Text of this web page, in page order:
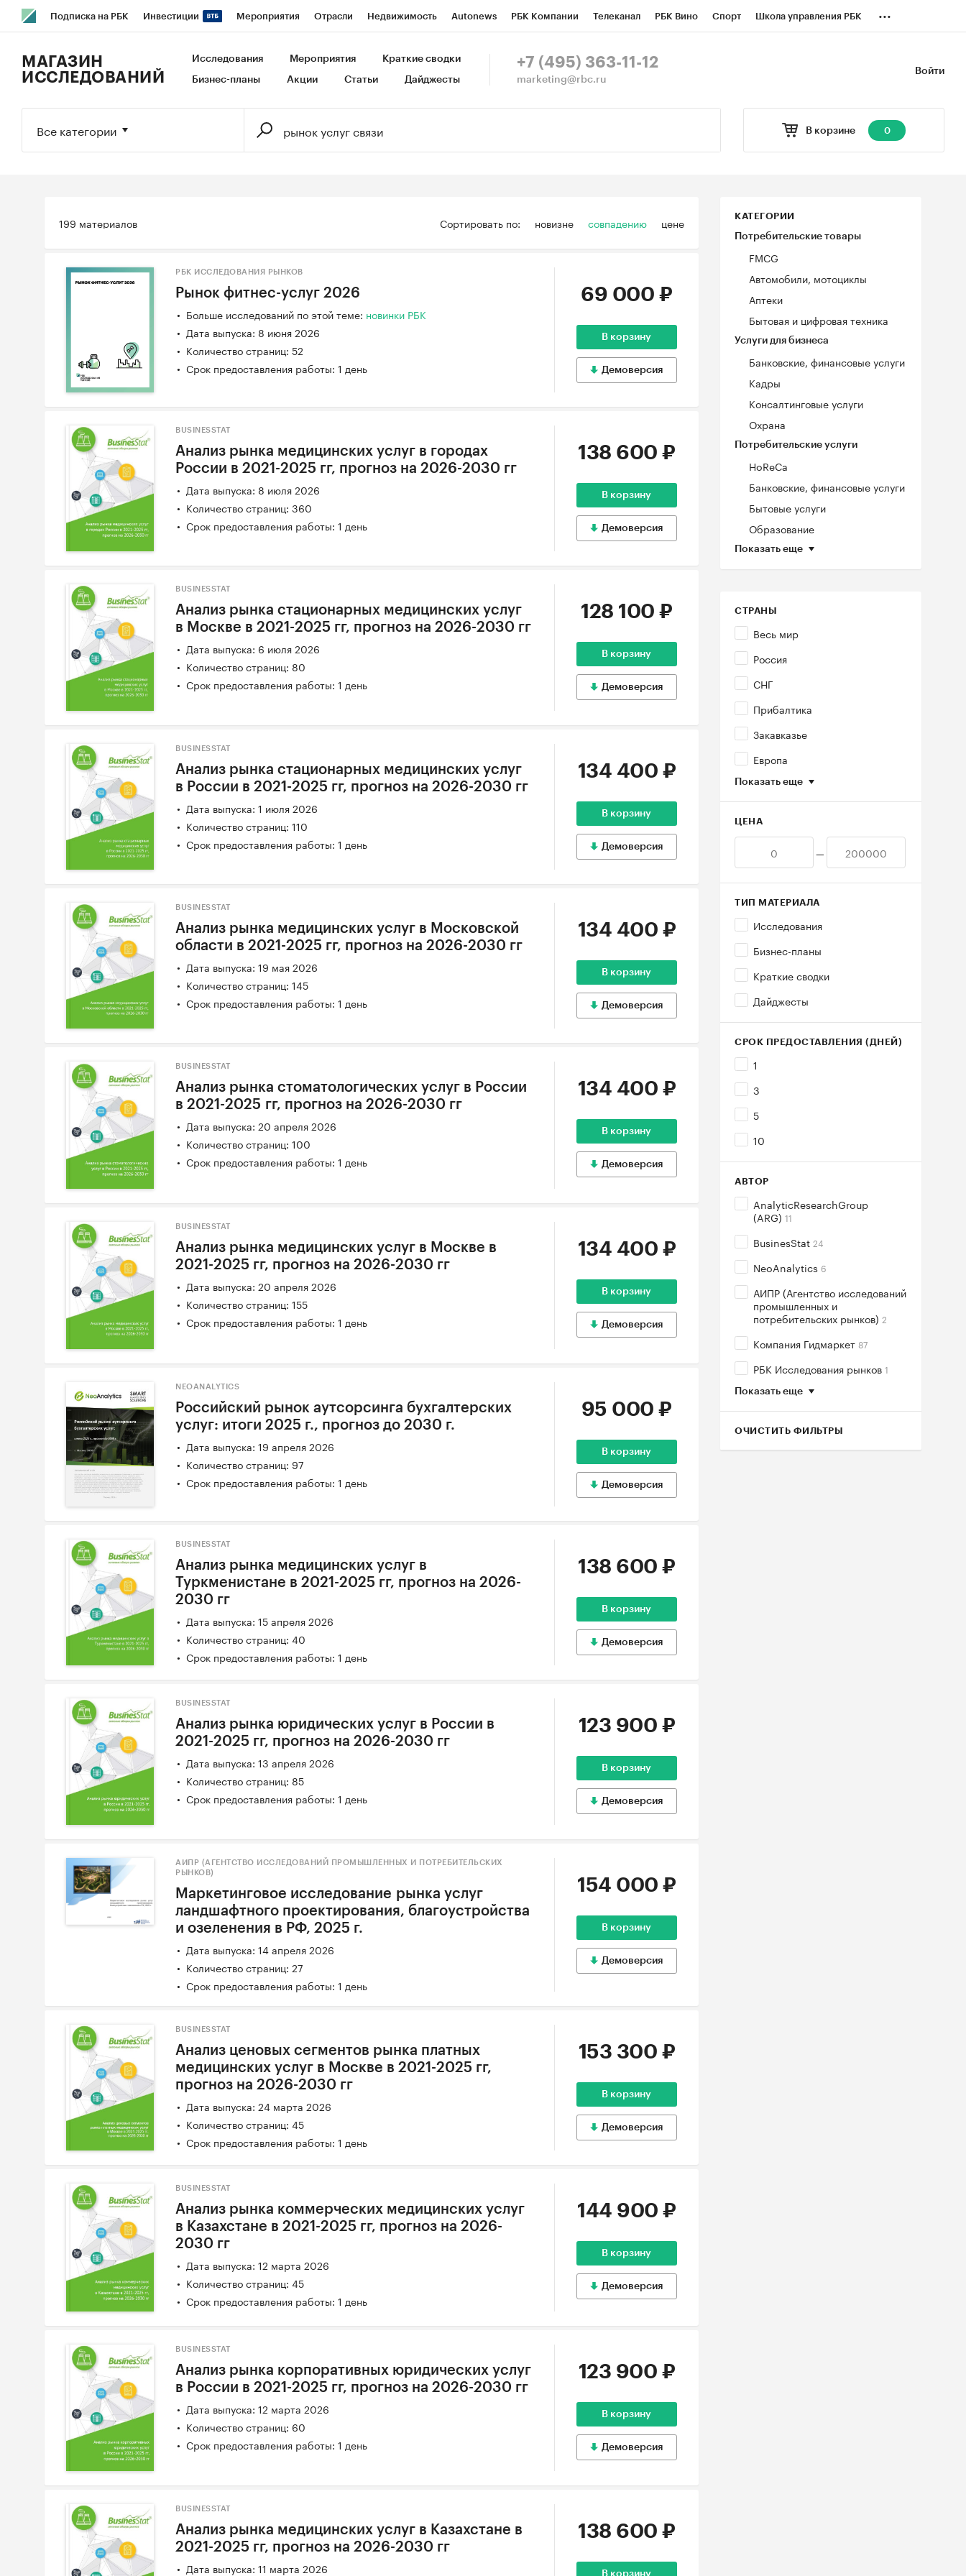
Подписка на РБК Инвестиции Мероприятия Отрасли Недвижимость Autonews РБК Компании Телеканал РБК Вино Спорт Школа управления РБК
Исследования Кредитные рейтинги Франшизы Газета Спецпроекты СПб Конференции СПб Спецпроекты
...
Войти
МАГАЗИН
ИССЛЕДОВАНИЙ
Исследования Мероприятия Краткие сводки
Бизнес-планы Акции Статьи Дайджесты
+7 (495) 363-11-12
marketing@rbc.ru
В корзине 0
Все категории
Сортировать по: новизне совпадению цене
199 материалов КАТЕГОРИИ
Потребительские товары
FMCG
Автомобили, мотоциклы
Аптеки
Бытовая и цифровая техника
Услуги для бизнеса
Банковские, финансовые услуги
Кадры
Консалтинговые услуги
Охрана
Потребительские услуги
HoReCa
Банковские, финансовые услуги
Бытовые услуги
Образование
Показать еще
СТРАНЫ
Весь мир
Россия
СНГ
Прибалтика
Закавказье
Европа
Показать еще
ЦЕНА
—
ТИП МАТЕРИАЛА
Исследования
Бизнес-планы
Краткие сводки
Дайджесты
СРОК ПРЕДОСТАВЛЕНИЯ (ДНЕЙ)
1
3
5
10
АВТОР
AnalyticResearchGroup
(ARG) 11
BusinesStat 24
NeoAnalytics 6
АИПР (Агентство исследований
промышленных и
потребительских рынков) 2
Компания Гидмаркет 87
РБК Исследования рынков 1
Показать еще
ОЧИСТИТЬ ФИЛЬТРЫ
РБК ИССЛЕДОВАНИЯ РЫНКОВ
Рынок фитнес-услуг 2026
Больше исследований по этой теме: новинки РБК
Дата выпуска: 8 июня 2026
Количество страниц: 52
Срок предоставления работы: 1 день
69 000 ₽
В корзину
Демоверсия
BUSINESSTAT
Анализ рынка медицинских услуг в городах
России в 2021-2025 гг, прогноз на 2026-2030 гг
Дата выпуска: 8 июля 2026
Количество страниц: 360
Срок предоставления работы: 1 день
138 600 ₽
В корзину
Демоверсия
BUSINESSTAT
Анализ рынка стационарных медицинских услуг
в Москве в 2021-2025 гг, прогноз на 2026-2030 гг
Дата выпуска: 6 июля 2026
Количество страниц: 80
Срок предоставления работы: 1 день
128 100 ₽
В корзину
Демоверсия
BUSINESSTAT
Анализ рынка стационарных медицинских услуг
в России в 2021-2025 гг, прогноз на 2026-2030 гг
Дата выпуска: 1 июля 2026
Количество страниц: 110
Срок предоставления работы: 1 день
134 400 ₽
В корзину
Демоверсия
BUSINESSTAT
Анализ рынка медицинских услуг в Московской
области в 2021-2025 гг, прогноз на 2026-2030 гг
Дата выпуска: 19 мая 2026
Количество страниц: 145
Срок предоставления работы: 1 день
134 400 ₽
В корзину
Демоверсия
BUSINESSTAT
Анализ рынка стоматологических услуг в России
в 2021-2025 гг, прогноз на 2026-2030 гг
Дата выпуска: 20 апреля 2026
Количество страниц: 100
Срок предоставления работы: 1 день
134 400 ₽
В корзину
Демоверсия
BUSINESSTAT
Анализ рынка медицинских услуг в Москве в
2021-2025 гг, прогноз на 2026-2030 гг
Дата выпуска: 20 апреля 2026
Количество страниц: 155
Срок предоставления работы: 1 день
134 400 ₽
В корзину
Демоверсия
NEOANALYTICS
Российский рынок аутсорсинга бухгалтерских
услуг: итоги 2025 г., прогноз до 2030 г.
Дата выпуска: 19 апреля 2026
Количество страниц: 97
Срок предоставления работы: 1 день
95 000 ₽
В корзину
Демоверсия
BUSINESSTAT
Анализ рынка медицинских услуг в
Туркменистане в 2021-2025 гг, прогноз на 2026-
2030 гг
Дата выпуска: 15 апреля 2026
Количество страниц: 40
Срок предоставления работы: 1 день
138 600 ₽
В корзину
Демоверсия
BUSINESSTAT
Анализ рынка юридических услуг в России в
2021-2025 гг, прогноз на 2026-2030 гг
Дата выпуска: 13 апреля 2026
Количество страниц: 85
Срок предоставления работы: 1 день
123 900 ₽
В корзину
Демоверсия
АИПР (АГЕНТСТВО ИССЛЕДОВАНИЙ ПРОМЫШЛЕННЫХ И ПОТРЕБИТЕЛЬСКИХ
РЫНКОВ)
Маркетинговое исследование рынка услуг
ландшафтного проектирования, благоустройства
и озеленения в РФ, 2025 г.
Дата выпуска: 14 апреля 2026
Количество страниц: 27
Срок предоставления работы: 1 день
154 000 ₽
В корзину
Демоверсия
BUSINESSTAT
Анализ ценовых сегментов рынка платных
медицинских услуг в Москве в 2021-2025 гг,
прогноз на 2026-2030 гг
Дата выпуска: 24 марта 2026
Количество страниц: 45
Срок предоставления работы: 1 день
153 300 ₽
В корзину
Демоверсия
BUSINESSTAT
Анализ рынка коммерческих медицинских услуг
в Казахстане в 2021-2025 гг, прогноз на 2026-
2030 гг
Дата выпуска: 12 марта 2026
Количество страниц: 45
Срок предоставления работы: 1 день
144 900 ₽
В корзину
Демоверсия
BUSINESSTAT
Анализ рынка корпоративных юридических услуг
в России в 2021-2025 гг, прогноз на 2026-2030 гг
Дата выпуска: 12 марта 2026
Количество страниц: 60
Срок предоставления работы: 1 день
123 900 ₽
В корзину
Демоверсия
BUSINESSTAT
Анализ рынка медицинских услуг в Казахстане в
2021-2025 гг, прогноз на 2026-2030 гг
Дата выпуска: 11 марта 2026
138 600 ₽
В корзину